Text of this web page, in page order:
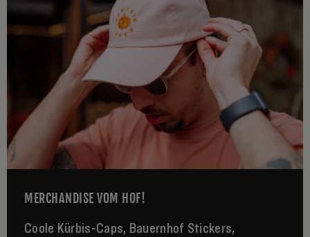
MERCHANDISE VOM HOF!
Coole Kürbis-Caps, Bauernhof Stickers,